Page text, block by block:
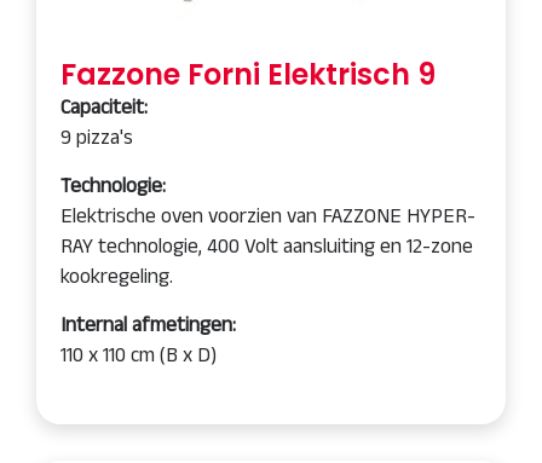
Fazzone Forni Elektrisch 9
Capaciteit:
9 pizza's
Technologie:
Elektrische oven voorzien van FAZZONE HYPER-
RAY technologie, 400 Volt aansluiting en 12-zone
kookregeling.
Internal afmetingen:
110 x 110 cm (B x D)